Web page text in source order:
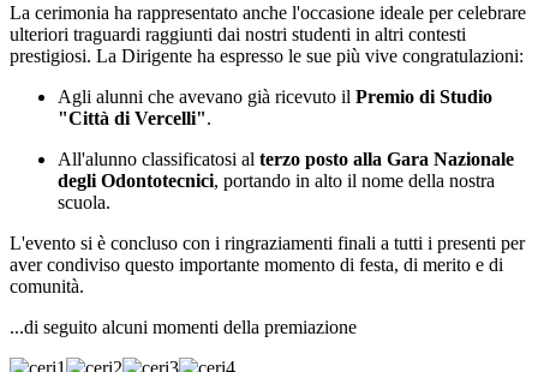
La cerimonia ha rappresentato anche l'occasione ideale per celebrare
ulteriori traguardi raggiunti dai nostri studenti in altri contesti
prestigiosi. La Dirigente ha espresso le sue più vive congratulazioni:
Agli alunni che avevano già ricevuto il Premio di Studio
"Città di Vercelli".
All'alunno classificatosi al terzo posto alla Gara Nazionale
degli Odontotecnici, portando in alto il nome della nostra
scuola.
L'evento si è concluso con i ringraziamenti finali a tutti i presenti per
aver condiviso questo importante momento di festa, di merito e di
comunità.
...di seguito alcuni momenti della premiazione